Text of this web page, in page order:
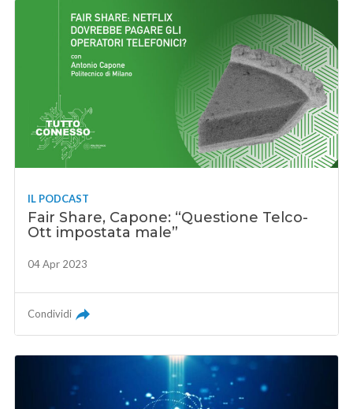
IL PODCAST
Fair Share, Capone: “Questione Telco-
Ott impostata male”
04 Apr 2023
Condividi